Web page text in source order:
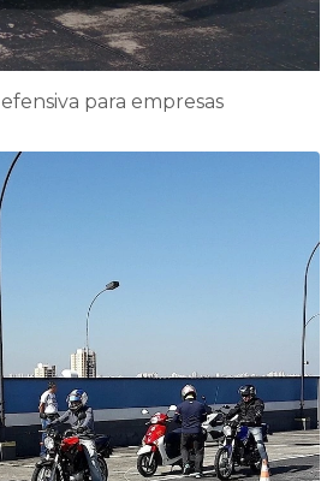
para empresas